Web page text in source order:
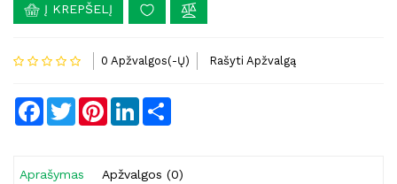
Į KREPŠELĮ
0 Apžvalgos(-Ų) Rašyti Apžvalgą
Facebook
TwitterPinterestLinkedIn
Aprašymas Apžvalgos (0)